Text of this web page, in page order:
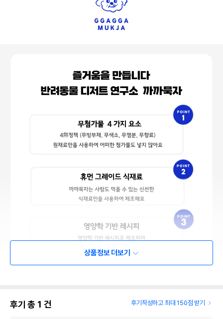
상품정보 더보기
후기 총 1 건 후기작성하고 최대 150점 받기